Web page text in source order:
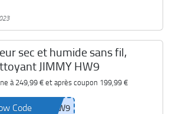
sec et humide sans fil,
JIMMY HW9
à 249,99 €et après coupon 199,99 €
Code